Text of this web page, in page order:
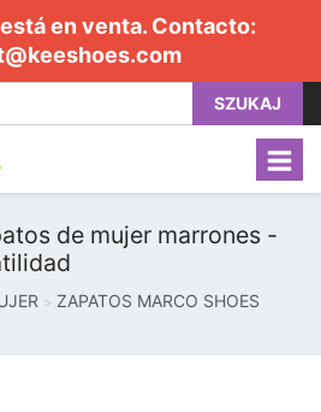
en venta. Contacto:
SZUKAJ
de mujer marrones -
ZAPATOS MARCO SHOES